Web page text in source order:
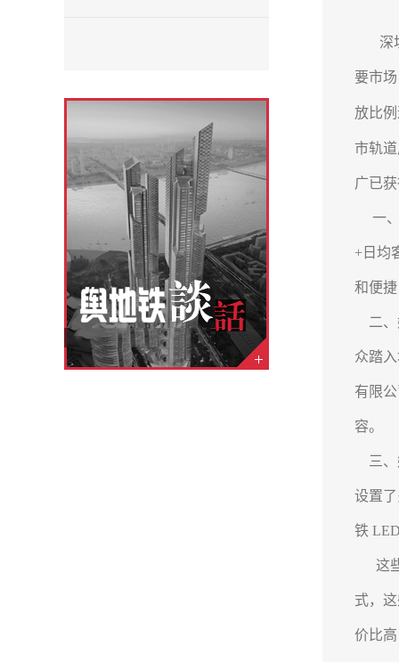
深圳
要市
放比
市轨
广已
一、
+日均
和便
二、
众踏
有限
容。
三、
设置
铁
这些
式，
价比